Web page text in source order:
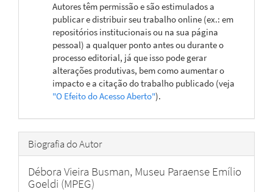
Autores têm permissão e são estimulados a
publicar e distribuir seu trabalho online (ex.: em
repositórios institucionais ou na sua página
pessoal) a qualquer ponto antes ou durante o
processo editorial, já que isso pode gerar
alterações produtivas, bem como aumentar o
impacto e a citação do trabalho publicado (veja
"O Efeito do Acesso Aberto").
Biografia do Autor
Débora Vieira Busman, Museu Paraense Emílio
Goeldi (MPEG)